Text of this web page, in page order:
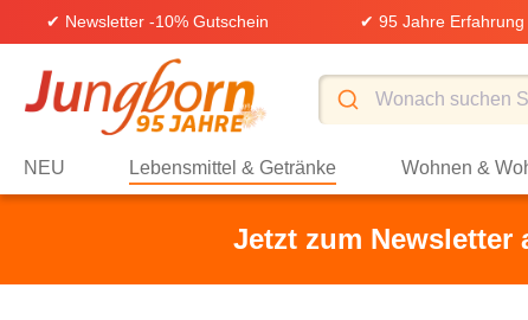
Zur Hauptnavigation springen
✔ Newsletter -10% Gutschein ✔ 95 Jahre Erfahrung
NEU Lebensmittel & Getränke Wohnen &
Jetzt zum Newsletter